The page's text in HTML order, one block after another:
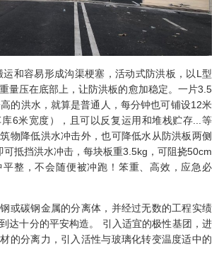
和容易形成沟渠梗塞，活动式防洪板，以L型
量压在底部上，让防洪板的愈加稳定。一片3.5
的洪水，就算是普通人，每分钟也可铺设12米
6米宽度），且可以反复运用和堆栈贮存...等
物降低洪水冲击外，也可降低水从防洪板两侧
可抵挡洪水冲击，每块板重3.5kg，可阻挠50cm
整，不会随便被冲跑！笨重、高效，应急必
或碳钢金属的分离体，并经过无数的工程实绩
达十分的平安构造。 引入适宜的极性基团，进
的分离力，引入活性与玻璃化转变温度适中的